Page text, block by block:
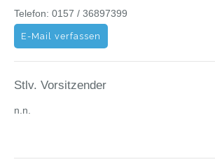
Telefon: 0157 / 36897399
E-Mail verfassen
Stlv. Vorsitzender
n.n.